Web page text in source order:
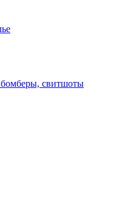
свитшоты